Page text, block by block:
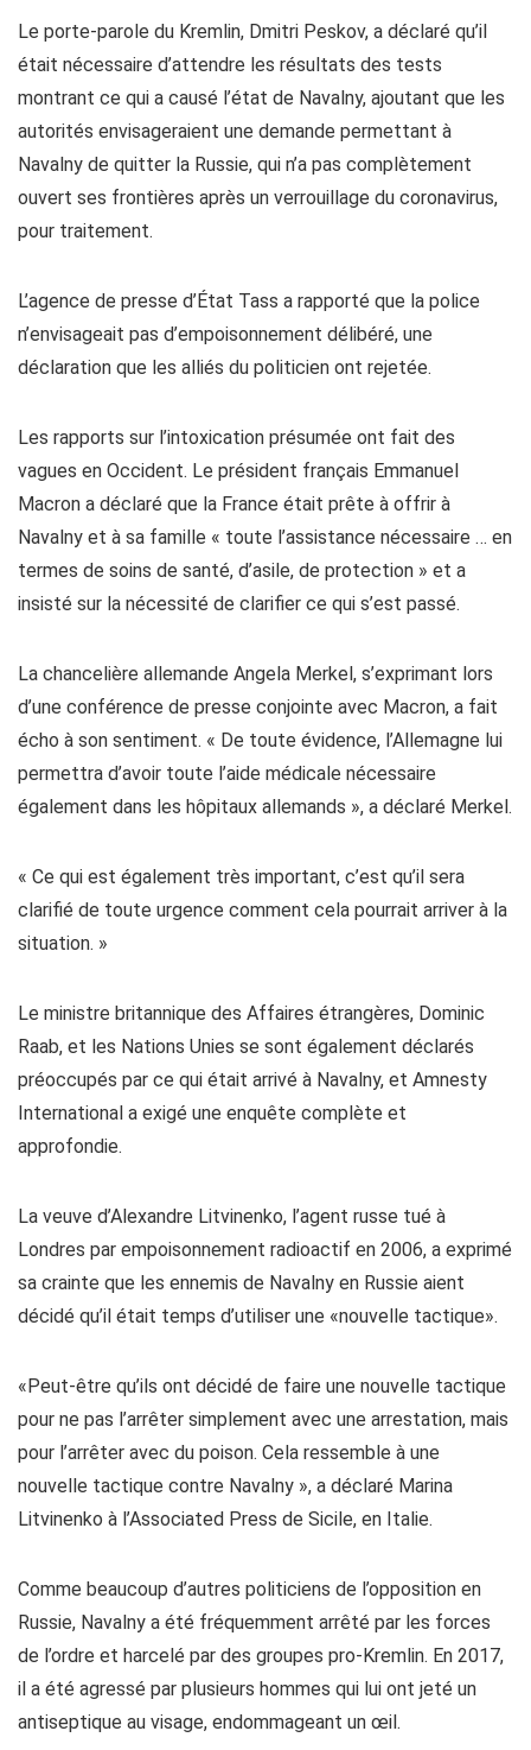
Le porte-parole du Kremlin, Dmitri Peskov, a déclaré qu’il
était nécessaire d’attendre les résultats des tests
montrant ce qui a causé l’état de Navalny, ajoutant que les
autorités envisageraient une demande permettant à
Navalny de quitter la Russie, qui n’a pas complètement
ouvert ses frontières après un verrouillage du coronavirus,
pour traitement.
L’agence de presse d’État Tass a rapporté que la police
n’envisageait pas d’empoisonnement délibéré, une
déclaration que les alliés du politicien ont rejetée.
Les rapports sur l’intoxication présumée ont fait des
vagues en Occident. Le président français Emmanuel
Macron a déclaré que la France était prête à offrir à
Navalny et à sa famille « toute l’assistance nécessaire … en
termes de soins de santé, d’asile, de protection » et a
insisté sur la nécessité de clarifier ce qui s’est passé.
La chancelière allemande Angela Merkel, s’exprimant lors
d’une conférence de presse conjointe avec Macron, a fait
écho à son sentiment. « De toute évidence, l’Allemagne lui
permettra d’avoir toute l’aide médicale nécessaire
également dans les hôpitaux allemands », a déclaré Merkel.
« Ce qui est également très important, c’est qu’il sera
clarifié de toute urgence comment cela pourrait arriver à la
situation. »
Le ministre britannique des Affaires étrangères, Dominic
Raab, et les Nations Unies se sont également déclarés
préoccupés par ce qui était arrivé à Navalny, et Amnesty
International a exigé une enquête complète et
approfondie.
La veuve d’Alexandre Litvinenko, l’agent russe tué à
Londres par empoisonnement radioactif en 2006, a exprimé
sa crainte que les ennemis de Navalny en Russie aient
décidé qu’il était temps d’utiliser une «nouvelle tactique».
«Peut-être qu’ils ont décidé de faire une nouvelle tactique
pour ne pas l’arrêter simplement avec une arrestation, mais
pour l’arrêter avec du poison. Cela ressemble à une
nouvelle tactique contre Navalny », a déclaré Marina
Litvinenko à l’Associated Press de Sicile, en Italie.
Comme beaucoup d’autres politiciens de l’opposition en
Russie, Navalny a été fréquemment arrêté par les forces
de l’ordre et harcelé par des groupes pro-Kremlin. En 2017,
il a été agressé par plusieurs hommes qui lui ont jeté un
antiseptique au visage, endommageant un œil.